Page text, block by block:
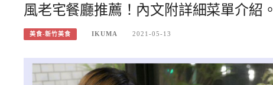
風老宅餐廳推薦！內文附詳細菜單介紹。
美食-新竹美食 IKUMA 2021-05-13